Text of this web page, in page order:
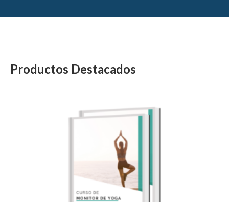
Productos Destacados